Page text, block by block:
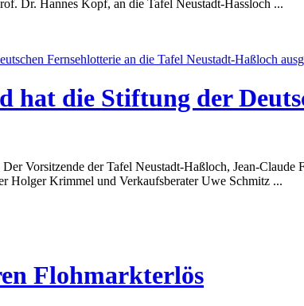
Dr. Hannes Kopf, an die Tafel Neustadt-Hassloch ...
hat die Stiftung der
Vorsitzende der Tafel Neustadt-Haßloch, Jean-
Holger Krimmel und Verkaufsberater Uwe Schmitz ...
Flohmarkterlös